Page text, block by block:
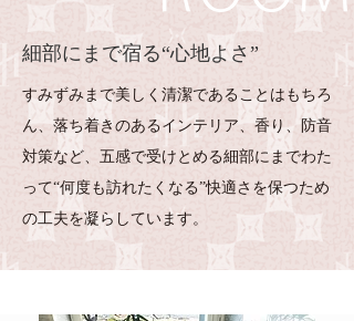
細部にまで宿る“心地よさ”
すみずみまで美しく清潔であることはもちろ
ん、落ち着きのあるインテリア、香り、防音
対策など、五感で受けとめる細部にまでわた
って“何度も訪れたくなる”快適さを保つため
の工夫を凝らしています。